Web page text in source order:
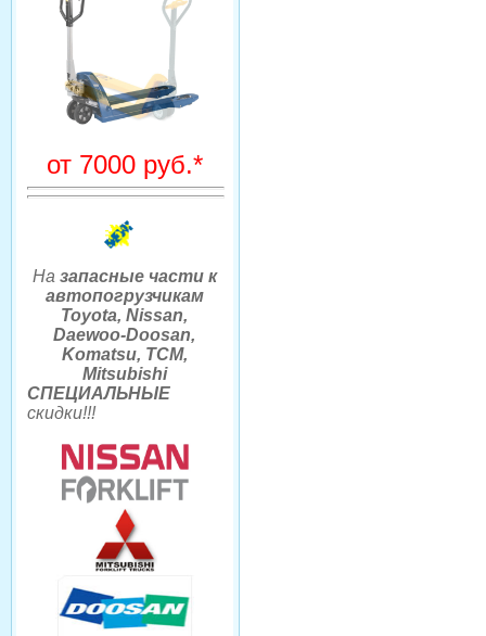
от 7000 руб.*
На запасные части к
автопогрузчикам
Toyota, Nissan,
Daewoo-Doosan,
Komatsu, TCM,
Mitsubishi
СПЕЦИАЛЬНЫЕ
скидки!!!